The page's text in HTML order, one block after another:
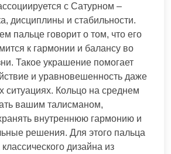
с Сатурном –
дисциплины и стабильности.
пальце говорит о том, что его
к гармонии и балансу во
Такое украшение помогает
и уравновешенность даже
ситуациях. Кольцо на среднем
вашим талисманом,
внутреннюю гармонию и
решения. Для этого пальца
дизайна из